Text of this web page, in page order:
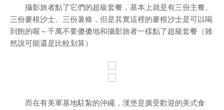
攝影旅者點了它們的超級套餐，基本上就是有三份主餐、
三份麥根沙士、三份薯條，但是其實這裡的麥根沙士是可以喝
到飽的喔～千萬不要傻傻地和攝影旅者一樣點了超級套餐（雖
然說可能還是比較划算）
而在有美軍基地駐紮的沖繩，漢堡是廣受歡迎的美式食